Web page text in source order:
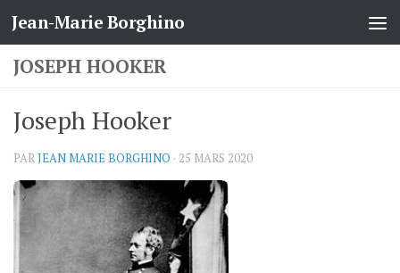
Skip to content
Jean-Marie Borghino
JOSEPH HOOKER
Joseph Hooker
PARJEAN MARIE BORGHINO · 25 MARS 2020